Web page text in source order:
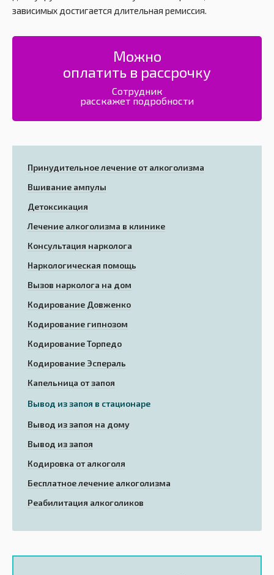
зависимых достигается длительная ремиссия.
Можно
оплатить в рассрочку
Сотрудник
расскажет подробности
Принудительное лечение от алкоголизма
Вшивание ампулы
Детоксикация
Лечение алкоголизма в клинике
Консультация нарколога
Наркологическая помощь
Вызов нарколога на дом
Кодирование Довженко
Кодирование гипнозом
Кодирование Торпедо
Кодирование Эспераль
Капельница от запоя
Вывод из запоя в стационаре
Вывод из запоя на дому
Вывод из запоя
Кодировка от алкоголя
Бесплатное лечение алкоголизма
Реабилитация алкоголиков